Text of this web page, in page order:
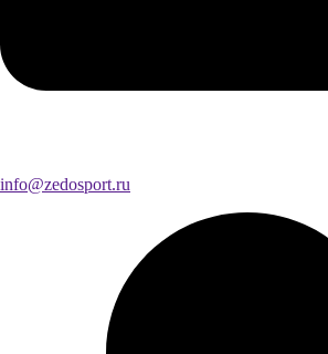
info@zedosport.ru